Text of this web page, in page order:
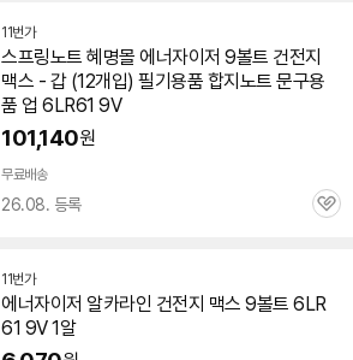
11번가
스프링노트 혜명몰 에너자이저 9볼트 건전지
맥스 - 갑 (12개입) 필기용품 합지노트 문구용
품 업 6LR61 9V
101,140원
무료배송
26.08. 등록
관
11번가
에너자이저 알카라인 건전지 맥스 9볼트 6LR
61 9V 1알